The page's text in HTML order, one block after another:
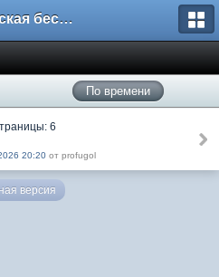
Батумская беседка
По времени
6
20:20 от profugol
версия